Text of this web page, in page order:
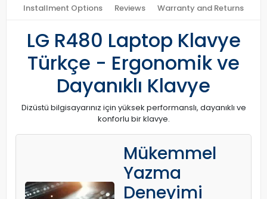
Installment Options Reviews Warranty and Returns
LG R480 Laptop Klavye
Türkçe - Ergonomik ve
Dayanıklı Klavye
Dizüstü bilgisayarınız için yüksek performanslı, dayanıklı ve
konforlu bir klavye.
Mükemmel
Yazma
Deneyimi